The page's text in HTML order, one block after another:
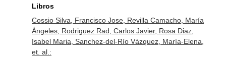
Libros
Cossio Silva, Francisco Jose, Revilla Camacho, María
Ángeles, Rodriguez Rad, Carlos Javier, Rosa Diaz,
Isabel Maria, Sanchez-del-Río Vázquez, María-Elena,
et. al.: